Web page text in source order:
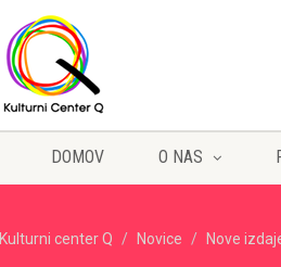
DOMOV O NAS
Kulturni center Q Novice Nove